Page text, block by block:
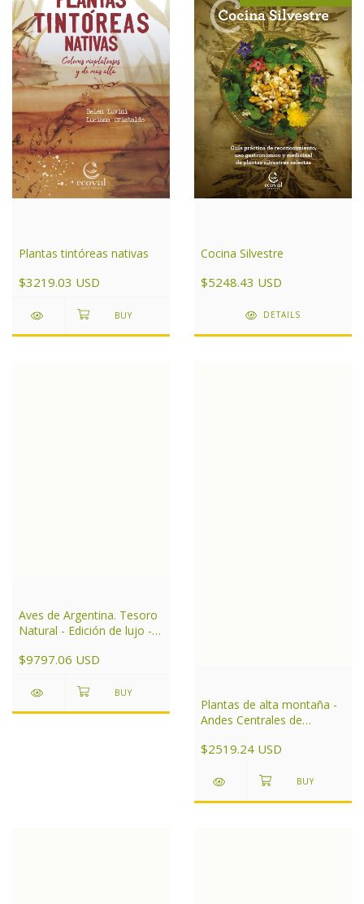
Plantas tintóreas nativas
$3219.03 USD
Cocina Silvestre
$5248.43 USD
DETAILS
Aves de Argentina. Tesoro
Natural - Edición de lujo -
cubierta
$9797.06 USD
Plantas de alta montaña -
Andes Centrales de
$2519.24 USD